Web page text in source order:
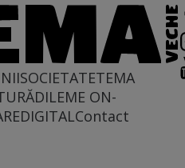
SOCIETATETEMA
DILEME ON-
DIGITALContact